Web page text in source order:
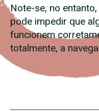
Note-se, no
pode impedir que
funcionem
totalmente, a